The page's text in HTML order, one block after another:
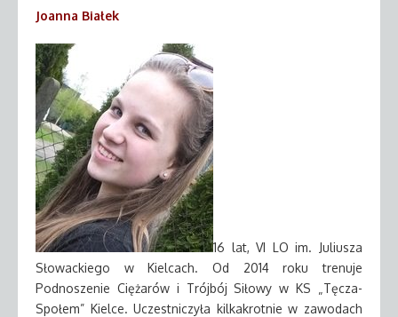
Joanna Białek
16 lat, VI LO im. Juliusza
Słowackiego w Kielcach. Od 2014 roku trenuje
Podnoszenie Ciężarów i Trójbój Siłowy w KS „Tęcza-
Społem” Kielce. Uczestniczyła kilkakrotnie w zawodach